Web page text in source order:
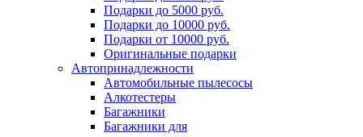
Подарки до 5000 руб.
Подарки до 10000 руб.
Подарки от 10000 руб.
Оригинальные подарки
Автопринадлежности
Автомобильные пылесосы
Алкотестеры
Багажники
Багажники для